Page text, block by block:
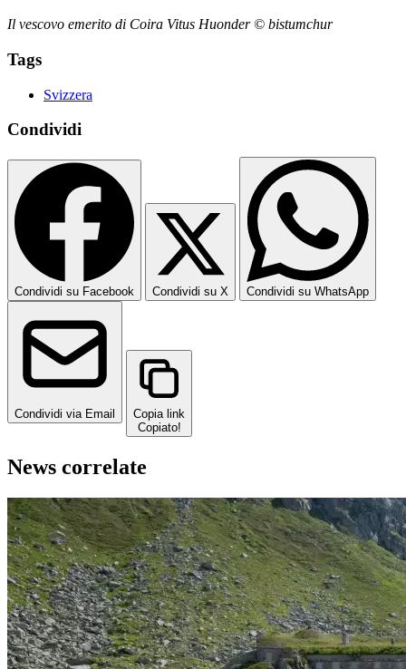
Il vescovo emerito di Coira Vitus Huonder © bistumchur
Tags
Svizzera
Condividi
Condividi su Facebook Condividi su X Condividi su WhatsApp
Condividi via Email
Copia link
Copiato!
News correlate